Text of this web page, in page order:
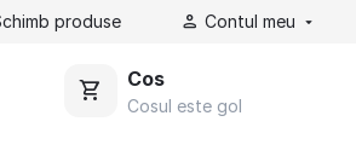
produse Contul meu
Cos
Cosul este gol